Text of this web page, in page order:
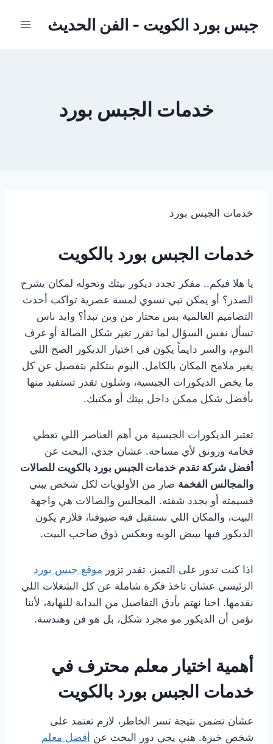
جبس بورد الكويت - الفن الحديث
خدمات الجبس بورد
خدمات الجبس بورد
خدمات الجبس بورد بالكويت
يا هلا فيكم.. مفكر تجدد ديكور بيتك وتحوله لمكان يشرح
الصدر؟ أو يمكن تبي تسوي لمسة عصرية تواكب أحدث
التصاميم العالمية بس محتار من وين تبدأ؟ وايد ناس
تسأل نفس السؤال لما تقرر تغير شكل الصالة أو غرف
النوم، والسر دايماً يكون في اختيار الديكور الصح اللي
يغير ملامح المكان بالكامل. اليوم بنتكلم بتفصيل عن كل
ما يخص الديكورات الجبسية، وشلون تقدر تستفيد منها
بأفضل شكل ممكن داخل بيتك أو مكتبك.
تعتبر الديكورات الجبسية من أهم العناصر اللي تعطي
فخامة ورونق لأي مساحة. عشان جذي، البحث عن
أفضل شركة تقدم خدمات الجبس بورد بالكويت للصالات
والمجالس الفخمة صار من الأولويات لكل شخص يبني
قسيمته أو يجدد شقته. المجالس والصالات هي واجهة
البيت، والمكان اللي نستقبل فيه ضيوفنا، فلازم يكون
الديكور فيها يبيض الويه ويعكس ذوق صاحب البيت.
اذا كنت تدور على التميز، تقدر تزور موقع جبس بورد
الرئيسي عشان تاخذ فكرة شاملة عن كل الشغلات اللي
نقدمها. احنا نهتم بأدق التفاصيل من البداية للنهاية، لأننا
نؤمن أن الديكور مو مجرد شكل، بل هو فن وهندسة.
أهمية اختيار معلم محترف في
خدمات الجبس بورد بالكويت
عشان تضمن نتيجة تسر الخاطر، لازم تعتمد على
شخص خبرة. هني يجي دور البحث عن أفضل معلم